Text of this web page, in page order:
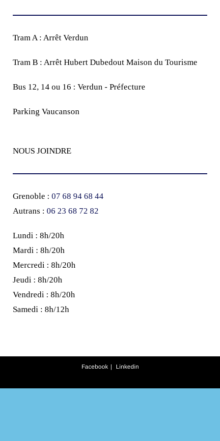
Tram A : Arrêt Verdun
Tram B : Arrêt Hubert Dubedout Maison du Tourisme
Bus 12, 14 ou 16 : Verdun - Préfecture
Parking Vaucanson
NOUS JOINDRE
Grenoble :07 68 94 68 44
Autrans :‭06 23 68 72 82‬
Lundi : 8h/20h
Mardi : 8h/20h
Mercredi : 8h/20h
Jeudi : 8h/20h
Vendredi : 8h/20h
Samedi : 8h/12h
Facebook Linkedin